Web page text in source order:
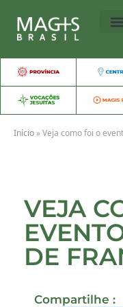
Início »Veja como foi o
VEJA
DE
Compartilhe :